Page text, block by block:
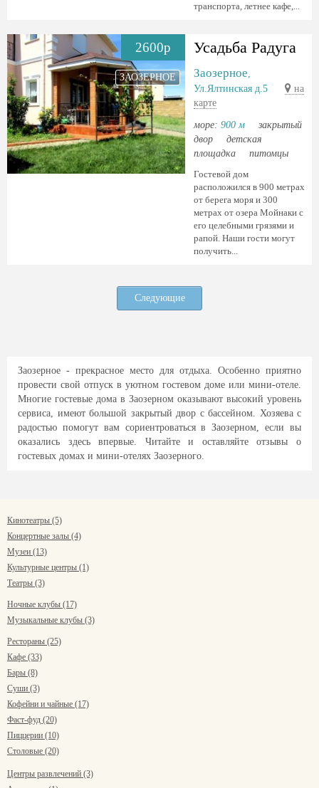
транспорта, летнее кафе,...
2600р
ЗАОЗЕРНОЕ
Усадьба Радуга
Заозерное,
Ул.Ялтинская д.5
на
карте
море: 900 м
закрытый
двор
детская
площадка
питомцы
Гостевой дом
расположился в 900 метрах
от берега моря и 300
метрах от озера Мойнаки с
его целебными грязями и
рапой. Наши гости могут
получить...
Следующие
Заозерное - прекрасное место для отдыха. Особенно приятно
провести свой отпуск в уютном гостевом доме или мини-отеле.
Многие гостевые дома в Заозерном оказывают высокий уровень
сервиса, имеют большой закрытый двор с бассейном. Хозяева с
радостью помогут вам сориентроваться в Заозерном, если вы
оказались здесь впервые. Читайте и оставляйте отзывы о
гостевых домах и мини-отелях Заозерного.
Кинотеатры (5)
Концертные залы (4)
Музеи (13)
Культурные центры (1)
Театры (3)
Ночные клубы (17)
Музыкальные клубы (3)
Рестораны (25)
Кафе (33)
Бары (8)
Суши (3)
Кофейни и чайные (17)
Фаст-фуд (20)
Пиццерии (10)
Столовые (20)
Центры развлечений (3)